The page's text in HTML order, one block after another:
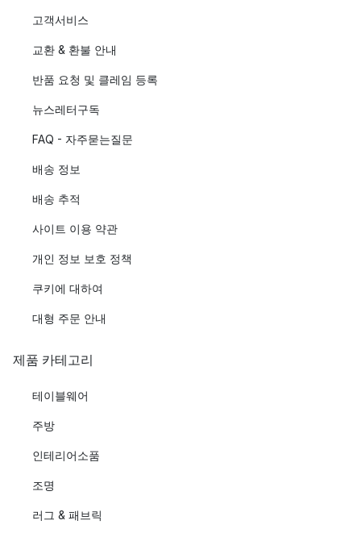
고객서비스
교환 & 환불 안내
반품 요청 및 클레임 등록
뉴스레터구독
FAQ - 자주묻는질문
배송 정보
배송 추적
사이트 이용 약관
개인 정보 보호 정책
쿠키에 대하여
대형 주문 안내
제품 카테고리
테이블웨어
주방
인테리어소품
조명
러그 & 패브릭